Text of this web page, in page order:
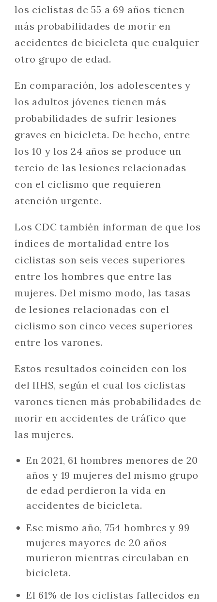
los ciclistas de 55 a 69 años tienen
más probabilidades de morir en
accidentes de bicicleta que cualquier
otro grupo de edad.
En comparación, los adolescentes y
los adultos jóvenes tienen más
probabilidades de sufrir lesiones
graves en bicicleta. De hecho, entre
los 10 y los 24 años se produce un
tercio de las lesiones relacionadas
con el ciclismo que requieren
atención urgente.
Los CDC también informan de que los
índices de mortalidad entre los
ciclistas son seis veces superiores
entre los hombres que entre las
mujeres. Del mismo modo, las tasas
de lesiones relacionadas con el
ciclismo son cinco veces superiores
entre los varones.
Estos resultados coinciden con los
del IIHS, según el cual los ciclistas
varones tienen más probabilidades de
morir en accidentes de tráfico que
las mujeres.
En 2021, 61 hombres menores de 20
años y 19 mujeres del mismo grupo
de edad perdieron la vida en
accidentes de bicicleta.
Ese mismo año, 754 hombres y 99
mujeres mayores de 20 años
murieron mientras circulaban en
bicicleta.
El 61% de los ciclistas fallecidos en